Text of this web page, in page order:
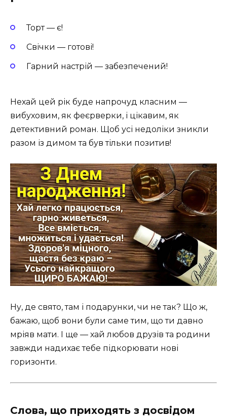
Торт — є!
Свічки — готові!
Гарний настрій — забезпечений!
Нехай цей рік буде напрочуд класним —
вибуховим, як феєрверки, і цікавим, як
детективний роман. Щоб усі недоліки зникли
разом із димом та був тільки позитив!
Ну, де свято, там і подарунки, чи не так? Що ж,
бажаю, щоб вони були саме тим, що ти давно
мріяв мати. І ще — хай любов друзів та родини
завжди надихає тебе підкорювати нові
горизонти.
Слова, що приходять з досвідом